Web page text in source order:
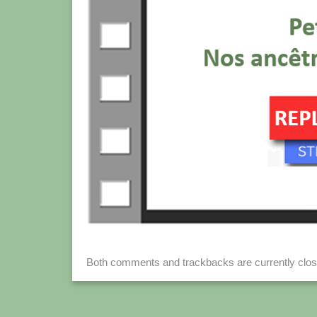
Both comments and trackbacks are currently